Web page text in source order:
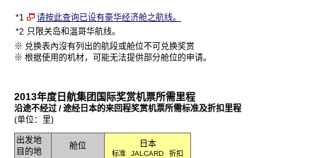
*1
请按此查询已设有豪华经济舱之航线。
*2 只限关岛和温哥华航线。
※ 兑换表內沒有列出的航段或舱位不可兑换奖赏
※ 根据使用的机材，可能无法提供部分舱位的申请。
2013年度日航集团国际奖赏机票所需里程
沿途不经过 / 途经日本的来回程奖赏机票所需标准及折扣里程
(单位：里)
出发地
目的地
舱位 日本
标准 JALCARD 折扣